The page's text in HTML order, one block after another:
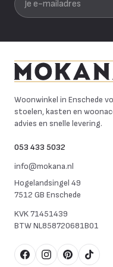
Woonwinkel in Enschede
stoelen, kasten en
advies en snelle levering.
053 433 5032
info@mokana.nl
Hogelandsingel 49
7512 GB Enschede
KVK71451439
BTWNL858720681B01
FacebookInstagram
Pinterest
TikTok